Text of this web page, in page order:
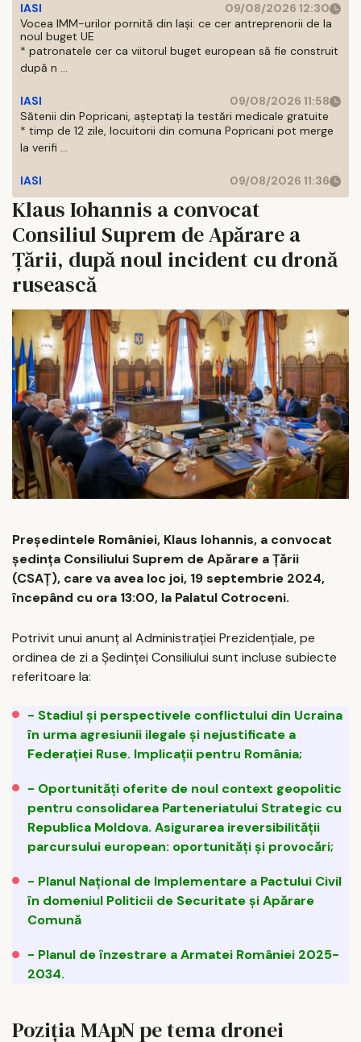
IASI
09/08/2026 12:30
Vocea IMM-urilor pornită din Iași: ce cer antreprenorii de la
noul buget UE
* patronatele cer ca viitorul buget european să fie construit
după n ...
IASI
09/08/2026 11:58
Sătenii din Popricani, așteptați la testări medicale gratuite
* timp de 12 zile, locuitorii din comuna Popricani pot merge
la verifi ...
IASI 09/08/2026 11:36
Klaus Iohannis a convocat
Consiliul Suprem de Apărare a
Țării, după noul incident cu dronă
rusească
Președintele României, Klaus Iohannis, a convocat
ședința Consiliului Suprem de Apărare a Țării
(CSAȚ), care va avea loc joi, 19 septembrie 2024,
începând cu ora 13:00, la Palatul Cotroceni.
Potrivit unui anunț al Administrației Prezidențiale, pe
ordinea de zi a Ședinței Consiliului sunt incluse subiecte
referitoare la:
- Stadiul și perspectivele conflictului din Ucraina
în urma agresiunii ilegale şi nejustificate a
Federaţiei Ruse. Implicaţii pentru România;
- Oportunități oferite de noul context geopolitic
pentru consolidarea Parteneriatului Strategic cu
Republica Moldova. Asigurarea ireversibilității
parcursului european: oportunități și provocări;
- Planul Național de Implementare a Pactului Civil
în domeniul Politicii de Securitate și Apărare
Comună
- Planul de înzestrare a Armatei României 2025-
2034.
Poziția MApN pe tema dronei